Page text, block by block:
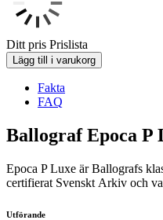
Ditt pris Prislista
Lägg till i varukorg
Fakta
FAQ
Ballograf Epoca P
Epoca P Luxe är Ballografs
certifierat Svenskt Arkiv och
Utförande